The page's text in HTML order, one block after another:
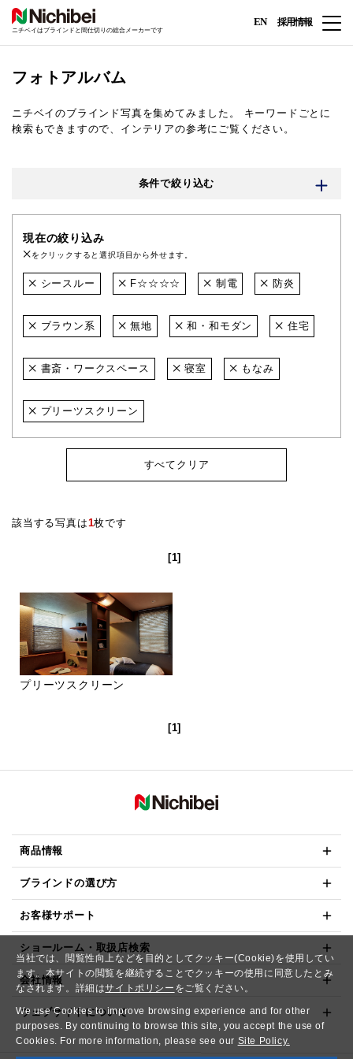
当社では、閲覧性向上などを目的としてクッキー(Cookie)を使用してい
ます。本サイトの閲覧を継続することでクッキーの使用に同意したとみ
なされます。詳細はサイトポリシー をご覧ください。
We use Cookies to improve browsing experience and for other
purposes. By continuing to browse this site, you accept the use of
Cookies. For more information, please see our Site Policy.
ニチベイはブラインドと間仕切りの総合メーカーです
EN 採用情報
フォトアルバム
ニチベイのブラインド写真を集めてみました。
キーワードごとに
検索もできますので、インテリアの参考にご覧ください。
条件で絞り込む
現在の絞り込み
をクリックすると選択項目から外せます。
シースルー F☆☆☆☆ 制電 防炎
ブラウン系 無地 和・和モダン 住宅
書斎・ワークスペース 寝室 もなみ
プリーツスクリーン
すべてクリア
該当する写真は1枚です
[1]
プリーツスクリーン
[1]
商品情報
ブラインドの選び方
お客様サポート
ショールーム・取扱店検索
会社情報
ウェブサイトについて